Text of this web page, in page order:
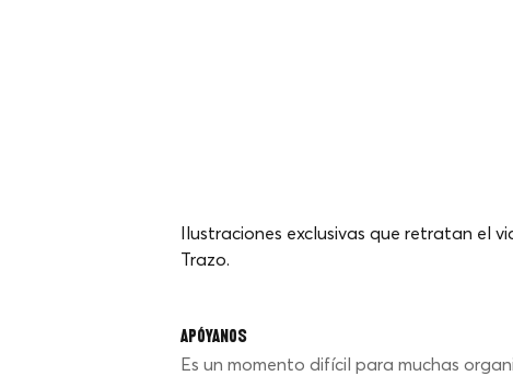
Ilustraciones exclusivas que retratan el
Trazo.
Apóyanos
Es un momento difícil para muchas